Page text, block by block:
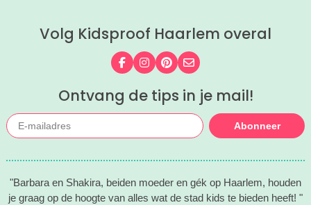
Volg Kidsproof Haarlem overal
Volg ons op Facebook
Volg ons op Instagram
Volg ons op Pinterest
Mail ons
Ontvang de tips in je mail!
Abonneer
"Barbara en Shakira, beiden moeder en gék op Haarlem, houden
je graag op de hoogte van alles wat de stad kids te bieden heeft! "